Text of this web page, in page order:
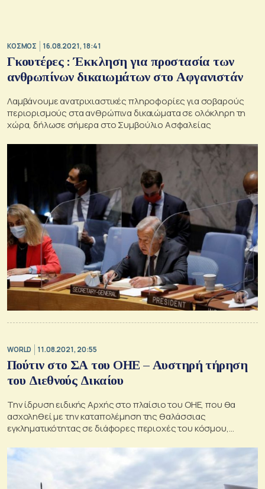
ΚΟΣΜΟΣ 16.08.2021, 18:41
Γκουτέρες : Έκκληση για προστασία των
ανθρωπίνων δικαιωμάτων στο Αφγανιστάν
Λαμβάνουμε ανατριχιαστικές πληροφορίες για σοβαρούς
περιορισμούς στα ανθρώπινα δικαιώματα σε ολόκληρη τη
χώρα, δήλωσε σήμερα στο Συμβούλιο Ασφαλείας
WORLD 11.08.2021, 20:55
Πούτιν στο ΣΑ του ΟΗΕ – Αυστηρή τήρηση
του Διεθνούς Δικαίου
Την ίδρυση ειδικής Αρχής στο πλαίσιο του ΟΗΕ, που θα
ασχοληθεί με την καταπολέμηση της θαλάσσιας
εγκληματικότητας σε διάφορες περιοχές του κόσμου,
συνεδρίαση του Συμβουλίου Ασφάλειας του ΟΗΕ